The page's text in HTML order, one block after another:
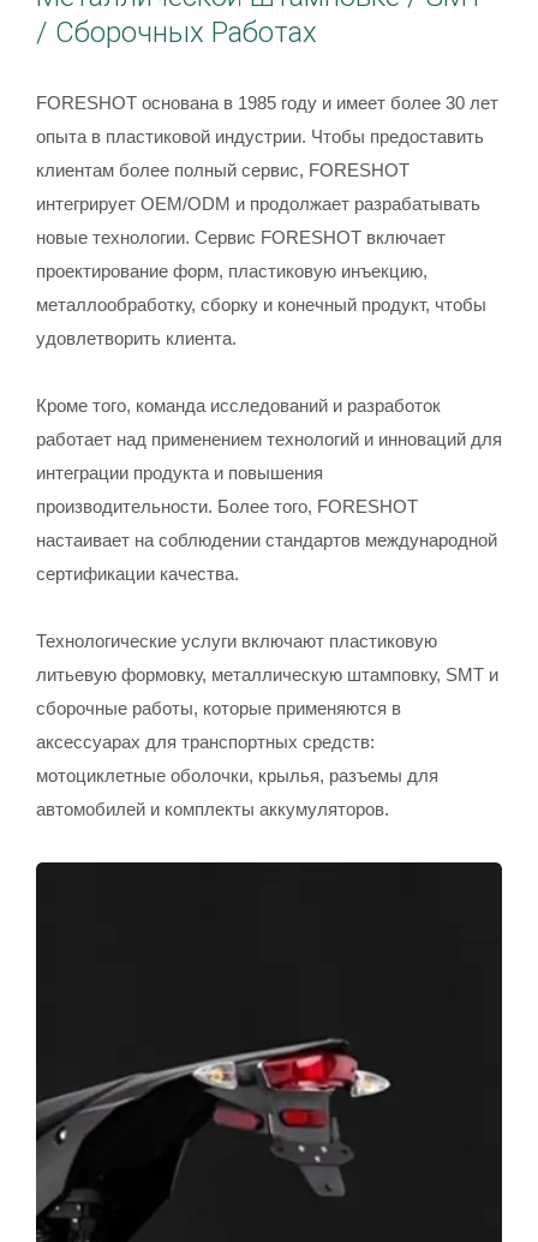
/ Сборочных Работах
FORESHOT основана в 1985 году и имеет более 30 лет
опыта в пластиковой индустрии. Чтобы предоставить
клиентам более полный сервис, FORESHOT
интегрирует OEM/ODM и продолжает разрабатывать
новые технологии. Сервис FORESHOT включает
проектирование форм, пластиковую инъекцию,
металлообработку, сборку и конечный продукт, чтобы
удовлетворить клиента.
Кроме того, команда исследований и разработок
работает над применением технологий и инноваций для
интеграции продукта и повышения
производительности. Более того, FORESHOT
настаивает на соблюдении стандартов международной
сертификации качества.
Технологические услуги включают пластиковую
литьевую формовку, металлическую штамповку, SMT и
сборочные работы, которые применяются в
аксессуарах для транспортных средств:
мотоциклетные оболочки, крылья, разъемы для
автомобилей и комплекты аккумуляторов.